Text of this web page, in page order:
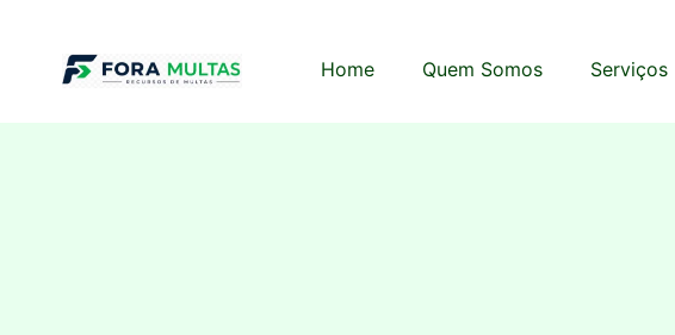
Home Quem Somos Serviços